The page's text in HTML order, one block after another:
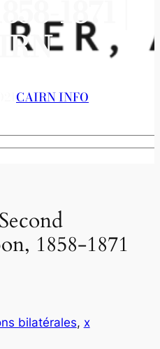
1871 |
CAIRN INFO
1858-1871
bilatérales, x